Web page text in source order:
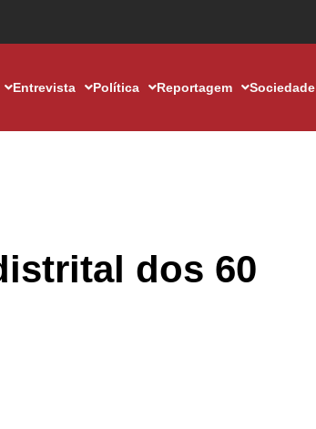
Entrevista Política Reportagem Sociedade
dos 60